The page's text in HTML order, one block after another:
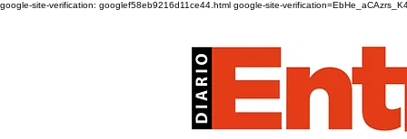
google-site-verification: googlef58eb9216d11ce44.html google-site-